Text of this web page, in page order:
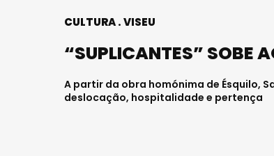
CULTURA VISEU
“SUPLICANTES” SOBE
A partir da obra homónima de Ésquilo,
deslocação, hospitalidade e pertença